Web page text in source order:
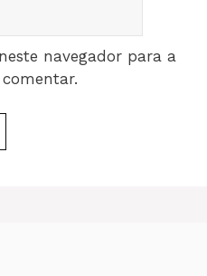
navegador para a